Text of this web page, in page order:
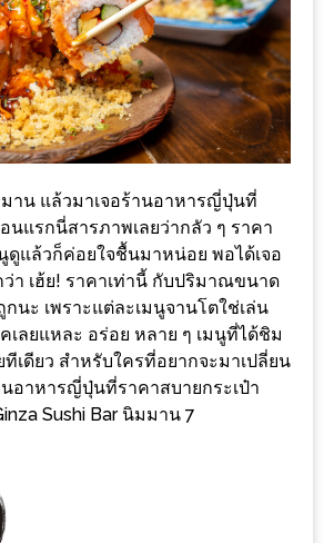
าน แล้วมาเจอร้านอาหารญี่ปุ่นที่
นแรกนี่สารภาพเลยว่ากลัว ๆ ราคา
ดูแล้วก็ค่อยใจชื้นมาหน่อย พอได้เจอ
ว่า เฮ้ย! ราคาเท่านี้ กับปริมาณขนาด
นะ เพราะแต่ละเมนูจานโตใช่เล่น
เลยแหละ อร่อย หลาย ๆ เมนูที่ได้ชิม
เดียว สำหรับใครที่อยากจะมาเปลี่ยน
อาหารญี่ปุ่นที่ราคาสบายกระเป๋า
Sushi Bar นิมมาน 7